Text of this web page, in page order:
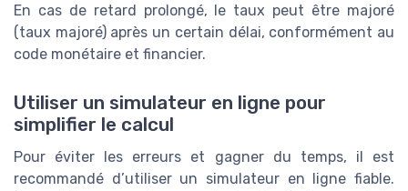
En cas de retard prolongé, le taux peut être majoré
(taux majoré) après un certain délai, conformément au
code monétaire et financier.
Utiliser un simulateur en ligne pour
simplifier le calcul
Pour éviter les erreurs et gagner du temps, il est
recommandé d’utiliser un simulateur en ligne fiable.